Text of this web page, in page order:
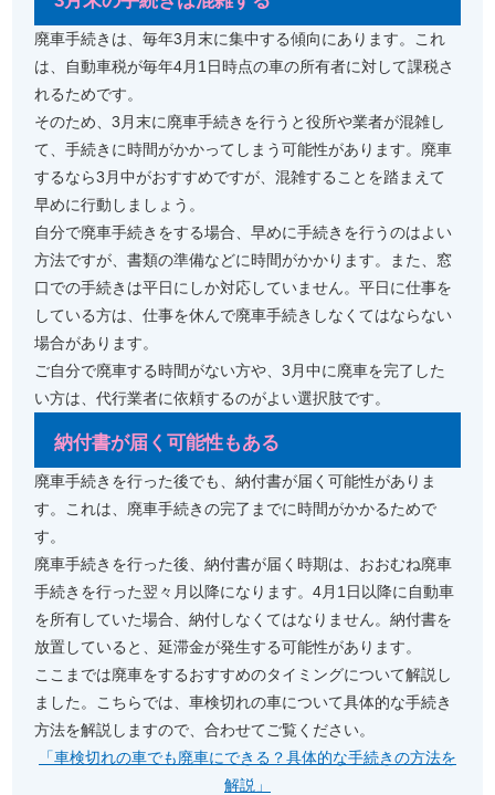
廃車手続きは、毎年3月末に集中する傾向にあります。これ
は、自動車税が毎年4月1日時点の車の所有者に対して課税さ
れるためです。
そのため、3月末に廃車手続きを行うと役所や業者が混雑し
て、手続きに時間がかかってしまう可能性があります。廃車
するなら3月中がおすすめですが、混雑することを踏まえて
早めに行動しましょう。
自分で廃車手続きをする場合、早めに手続きを行うのはよい
方法ですが、書類の準備などに時間がかかります。また、窓
口での手続きは平日にしか対応していません。平日に仕事を
している方は、仕事を休んで廃車手続きしなくてはならない
場合があります。
ご自分で廃車する時間がない方や、3月中に廃車を完了した
い方は、代行業者に依頼するのがよい選択肢です。
納付書が届く可能性もある
廃車手続きを行った後でも、納付書が届く可能性がありま
す。これは、廃車手続きの完了までに時間がかかるためで
す。
廃車手続きを行った後、納付書が届く時期は、おおむね廃車
手続きを行った翌々月以降になります。4月1日以降に自動車
を所有していた場合、納付しなくてはなりません。納付書を
放置していると、延滞金が発生する可能性があります。
ここまでは廃車をするおすすめのタイミングについて解説し
ました。こちらでは、車検切れの車について具体的な手続き
方法を解説しますので、合わせてご覧ください。
「車検切れの車でも廃車にできる？具体的な手続きの方法を
解説」